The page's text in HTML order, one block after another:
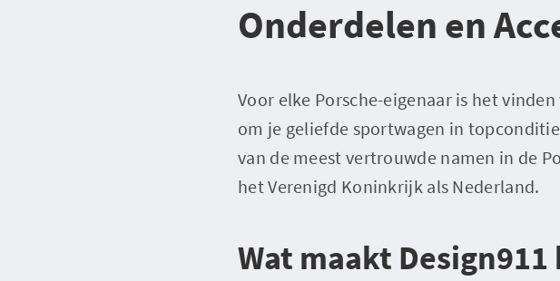
Onderdelen en
Voor elke Porsche-eigenaar is het
om je geliefde sportwagen in
van de meest vertrouwde namen in de
het Verenigd Koninkrijk als Nederland.
Wat maakt